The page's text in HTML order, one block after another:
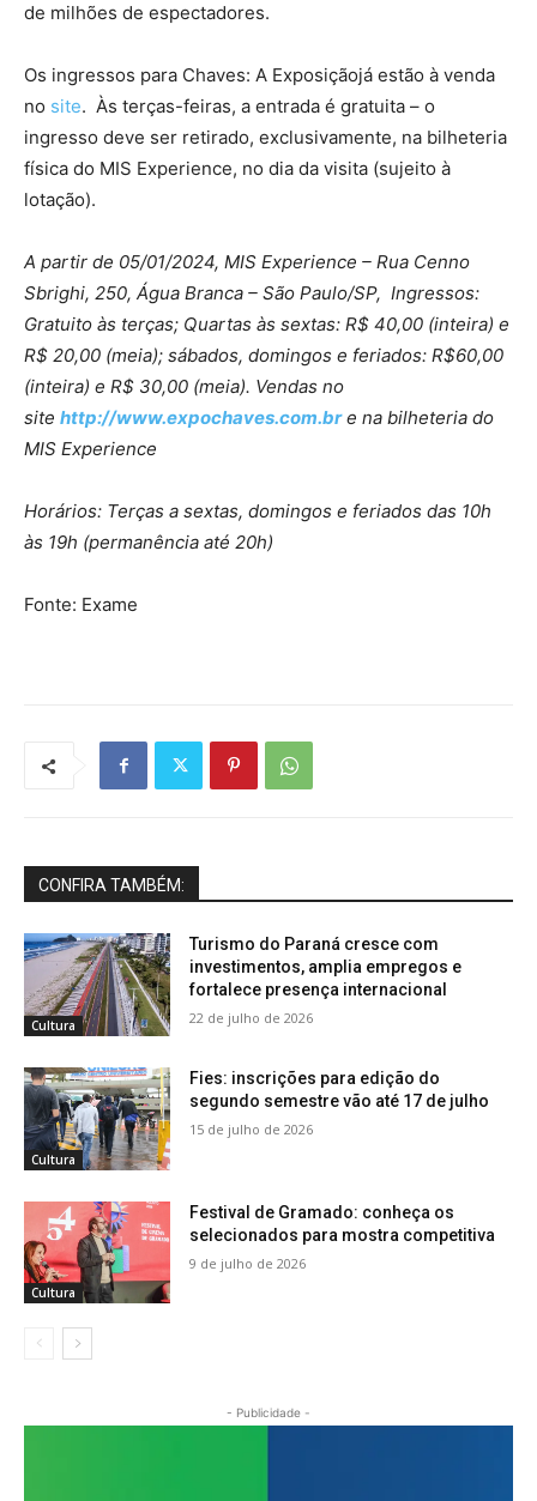
de milhões de espectadores.
Os ingressos para Chaves: A Exposiçãojá estão à venda
no site. Às terças-feiras, a entrada é gratuita – o
ingresso deve ser retirado, exclusivamente, na bilheteria
física do MIS Experience, no dia da visita (sujeito à
lotação).
A partir de 05/01/2024, MIS Experience – Rua Cenno
Sbrighi, 250, Água Branca – São Paulo/SP, Ingressos:
Gratuito às terças; Quartas às sextas: R$ 40,00 (inteira) e
R$ 20,00 (meia); sábados, domingos e feriados: R$60,00
(inteira) e R$ 30,00 (meia). Vendas no
site http://www.expochaves.com.bre na bilheteria do
MIS Experience
Horários: Terças a sextas, domingos e feriados das 10h
às 19h (permanência até 20h)
Fonte: Exame
CONFIRA TAMBÉM:
Cultura
Turismo do Paraná cresce com
investimentos, amplia empregos e
fortalece presença internacional
22 de julho de 2026
Cultura
Fies: inscrições para edição do
segundo semestre vão até 17 de julho
15 de julho de 2026
Cultura
Festival de Gramado: conheça os
selecionados para mostra competitiva
9 de julho de 2026
- Publicidade -